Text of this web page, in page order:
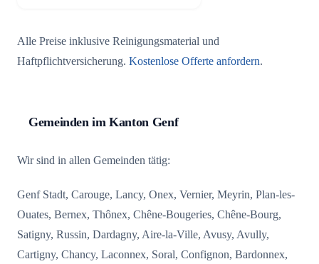
Alle Preise inklusive Reinigungsmaterial und
Haftpflichtversicherung. Kostenlose Offerte anfordern.
Gemeinden im Kanton Genf
Wir sind in allen Gemeinden tätig:
Genf Stadt, Carouge, Lancy, Onex, Vernier, Meyrin, Plan-les-
Ouates, Bernex, Thônex, Chêne-Bougeries, Chêne-Bourg,
Satigny, Russin, Dardagny, Aire-la-Ville, Avusy, Avully,
Cartigny, Chancy, Laconnex, Soral, Confignon, Bardonnex,